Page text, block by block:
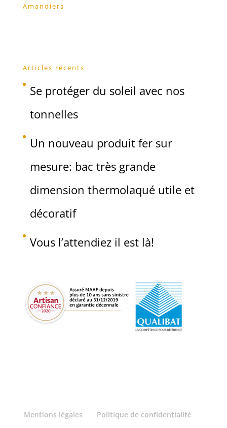
Amandiers
Articles récents
Se protéger du soleil avec nos
tonnelles
Un nouveau produit fer sur
mesure: bac très grande
dimension thermolaqué utile et
décoratif
Vous l’attendiez il est là!
Mentions légales Politique de confidentialité